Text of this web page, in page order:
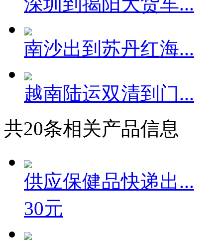
深圳到揭阳大货车...
南沙出到苏丹红海...
越南陆运双清到门...
共
条相关产品信息
供应保健品快递出...
30元